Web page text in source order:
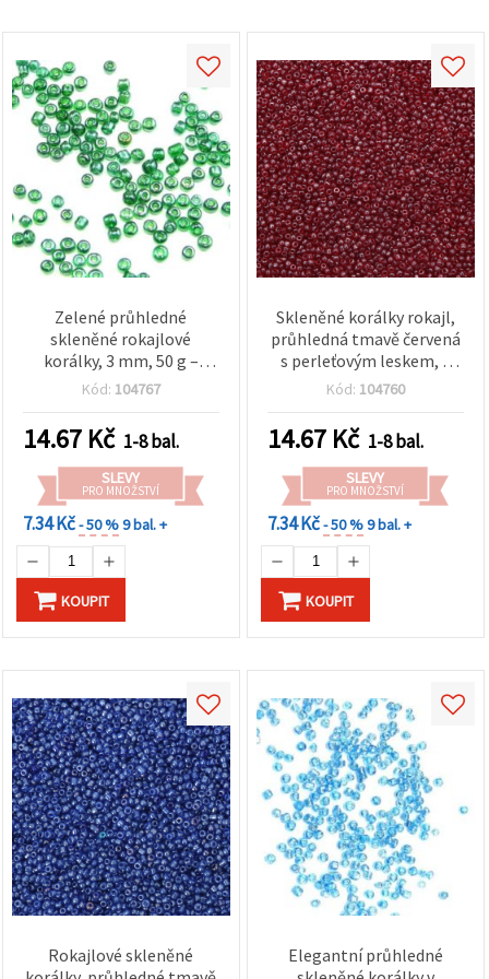
Přijmout
vše
Nastavení
Zelené průhledné
skleněné rokajlové
korálky, 3 mm, 50 g –
lesklé drobné korálky na
korálkování a DIY tvoření
Kód: 104767
14.67 Kč 1-8 bal.
SLEVY
PRO MNOŽSTVÍ
7.34 Kč- 50 %9 bal. +
KOUPIT
Skleněné korálky rokajl,
průhledná tmavě červená
s perleťovým leskem, 2
mm, 50 g
Kód: 104760
14.67 Kč 1-8 bal.
SLEVY
PRO MNOŽSTVÍ
7.34 Kč- 50 %9 bal. +
KOUPIT
Rokajlové skleněné
Elegantní průhledné